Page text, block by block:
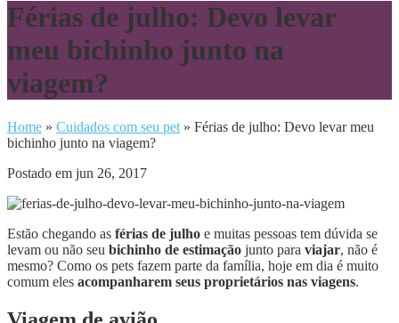
Férias de julho: Devo levar
meu bichinho junto na
viagem?
Home » Cuidados com seu pet » Férias de julho: Devo levar meu
bichinho junto na viagem?
Postado em jun 26, 2017
Estão chegando as férias de julho e muitas pessoas tem dúvida se
levam ou não seu bichinho de estimação junto para viajar, não é
mesmo? Como os pets fazem parte da família, hoje em dia é muito
comum eles acompanharem seus proprietários nas viagens.